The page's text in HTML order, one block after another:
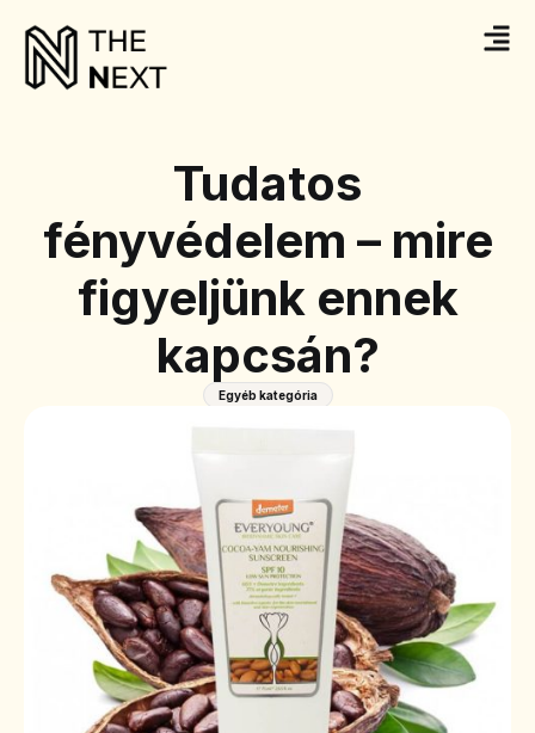
Tudatos
fényvédelem – mire
figyeljünk ennek
kapcsán?
Egyéb kategória